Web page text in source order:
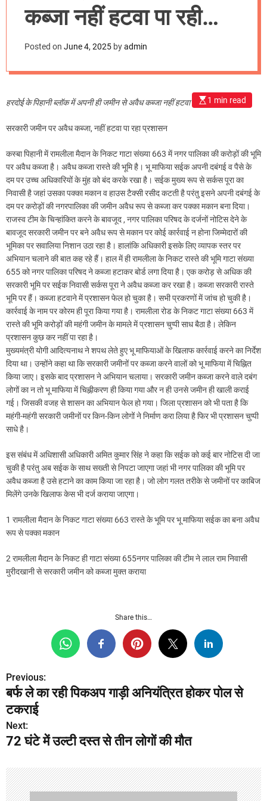
m
o
d
कब्जा नहीं हटवा पा रही
नगर पालिका
Posted on June 4, 2025 byadmin
1 min read
हरदोई के पिहानी ब्लॉक में अपनी ही जमीन से अवैध कब्जा नहीं हटवा पा रही नगर पालिका
सरकारी जमीन पर अवैध कब्जा, नहीं हटवा पा रहा प्रशासन
कस्बा पिहानी में रामलीला मैदान के निकट गाटा संख्या 663 में नगर पालिका की करोड़ों की भूमि
पर अवैध कब्जा है। अवैध कब्जा रास्ते की भूमि है। भू माफिया सईक अपनी दबंगई व‌ पैसे के
दम पर उच्च अधिकारियों के मुंह को बंद करके रखा है। सईक मुख्य रूप से सर्कस पूरा का
निवासी है जहां उसका पक्का मकान व हाउस टैक्सी रसीद कटती है परंतु इसने अपनी दबंगई के
दम पर करोड़ों की नगरपालिका की जमीन अवैध रूप से कब्जा कर पक्का मकान बना दिया।
राजस्व टीम के चिन्हांकित करने के बावजूद , नगर पालिका परिषद के दर्जनों नोटिस देने के
बावजूद सरकारी जमीन पर बने अवैध रूप से मकान पर कोई कार्रवाई न होना जिम्मेदारों की
भूमिका पर सवालिया निशान उठा रहा है। हालांकि अधिकारी इसके लिए व्यापक स्तर पर
अभियान चलाने की बात कह रहे हैं। हाल में ही रामलीला के निकट रास्ते की भूमि गाटा संख्या
655 को नगर पालिका परिषद ने कब्जा हटाकर बोर्ड लगा दिया है। एक करोड़ से अधिक की
सरकारी भूमि पर सईक निवासी सर्कस पूरा ने अवैध कब्जा कर रखा है। कब्जा सरकारी रास्ते
भूमि पर हैं। कब्जा हटवाने में प्रशासन फेल हो चुका है। सभी प्रकरणों में जांच हो चुकी है।
कार्रवाई के नाम पर कोरम ही पूरा किया गया है। रामलीला रोड के निकट गाटा संख्या 663 में
रास्ते की भूमि करोड़ों की महंगी जमीन के मामले में प्रशासन चुप्पी साध बैठा है। लेकिन
प्रशासन कुछ कर नहीं पा रहा है।
मुख्यमंत्री योगी आदित्यनाथ ने शपथ लेते हुए भू माफियाओं के खिलाफ कार्रवाई करने का निर्देश
दिया था। उन्होंने कहा था कि सरकारी जमीनों पर कब्जा करने वालों को भू माफिया में चिह्नित
किया जाए। इसके बाद प्रशासन ने अभियान चलाया। सरकारी जमीन कब्जा करने वाले दबंग
लोगों का न तो भू माफिया में चिह्नीकरण ही किया गया और न ही उनसे जमीन ही खाली कराई
गई। जिसकी वजह से शासन का अभियान फेल हो गया। जिला प्रशासन को भी पता है कि
महंगी-महंगी सरकारी जमीनों पर किन-किन लोगों ने निर्माण करा लिया है फिर भी प्रशासन चुप्पी
साधे है।
इस संबंध में अधिशासी अधिकारी अमित कुमार सिंह ने कहा कि सईक को कई बार नोटिस दी जा
चुकी है परंतु अब सईक के साथ सख्ती से निपटा जाएगा जहां भी नगर पालिका की भूमि पर
अवैध कब्जा है उसे हटाने का काम किया जा रहा है। जो लोग गलत तरीके से जमीनों पर काबिज
मिलेंगे उनके खिलाफ केस भी दर्ज कराया जाएगा।
1 रामलीला मैदान के निकट गाटा संख्या 663 रास्ते के भूमि पर भू माफिया सईक का बना अवैध
रूप से पक्का मकान
2 रामलीला मैदान के निकट ही गाटा संख्या 655नगर पालिका की टीम ने लाल राम निवासी
मुरीदखानी से सरकारी जमीन को कब्जा मुक्त कराया
Share this…
P
o
s
t
n
a
Previous:
बर्फ ले का रही पिकअप गाड़ी अनियंत्रित होकर पोल से
टकराई
Next:
72 घंटे में उल्टी दस्त से तीन लोगों की मौत